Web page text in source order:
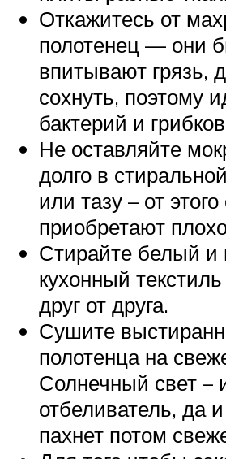
Откажитесь от
полотенец — они
впитывают грязь,
сохнуть, поэтому
бактерий и
Не оставляйте
долго в
или тазу – от этого
приобретают
Стирайте белый и
кухонный
друг от друга.
Сушите
полотенца на
Солнечный свет –
отбеливатель, да
пахнет потом